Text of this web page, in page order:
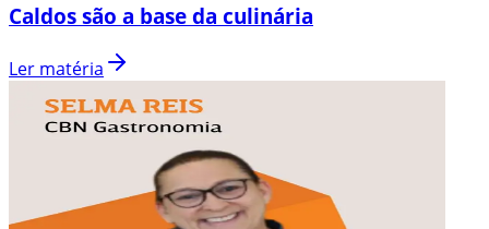
Caldos são a base da culinária
Ler matéria